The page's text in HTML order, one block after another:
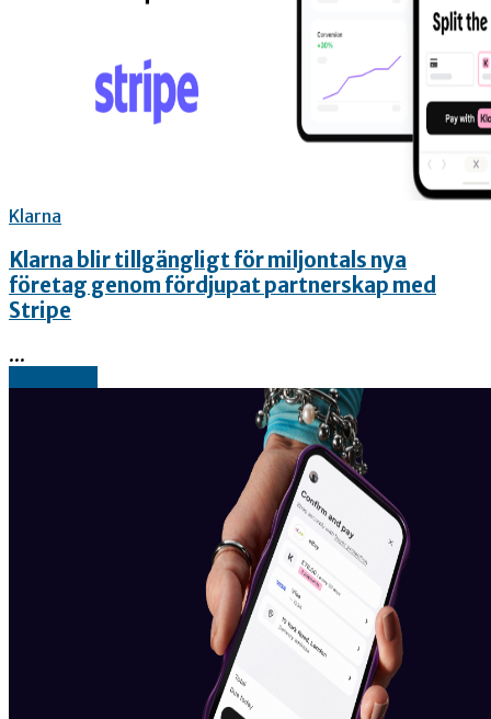
Klarna
Klarna blir tillgängligt för miljontals nya
företag genom fördjupat partnerskap med
Stripe
...